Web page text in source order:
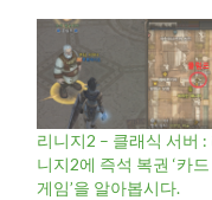
블루투스 미니키보드 ) -
Sony사 MW600 ( 블루
스 이어폰 리시버 ) -
IMP10000 ( 11000mAh
조배터리 ) - KT Wibro
Strong Egg ( 50G…
리니지2 – 클래식 서버 :
니지2에 즉석 복권 ‘카드
게임’을 알아봅시다.